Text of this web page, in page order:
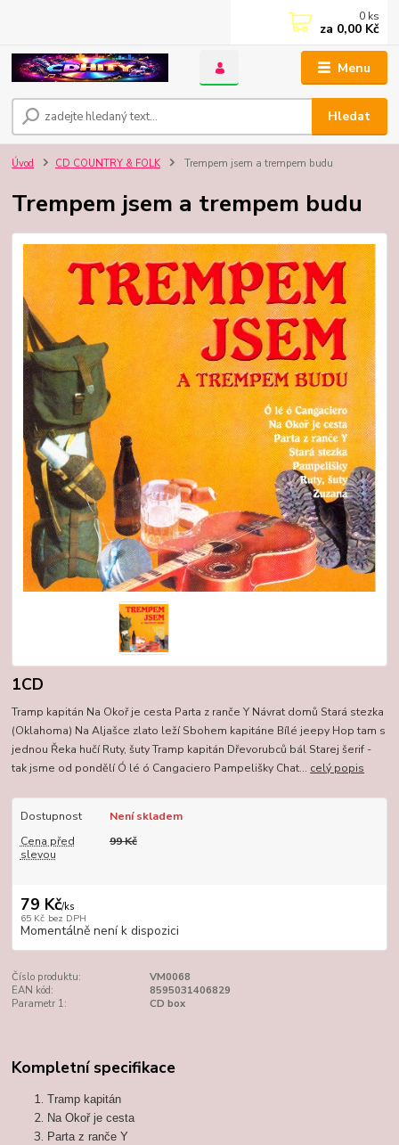
Menu
Hledat
0 ks
za 0,00 Kč
Úvod CD COUNTRY & FOLK Trempem jsem a trempem budu
Trempem jsem a trempem budu
1CD
Tramp kapitán Na Okoř je cesta Parta z ranče Y Návrat domů Stará stezka
(Oklahoma) Na Aljašce zlato leží Sbohem kapitáne Bílé jeepy Hop tam s
jednou Řeka hučí Ruty, šuty Tramp kapitán Dřevorubců bál Starej šerif -
tak jsme od pondělí Ó lé ó Cangaciero Pampelišky Chat... celý popis
Dostupnost
Není skladem
Cena před
slevou
99 Kč
79 Kč/ks
65 Kč bez DPH
Momentálně není k dispozici
Číslo produktu:
VM0068
EAN kód:
8595031406829
Parametr 1:
CD box
Kompletní specifikace
Tramp kapitán
Na Okoř je cesta
Parta z ranče Y